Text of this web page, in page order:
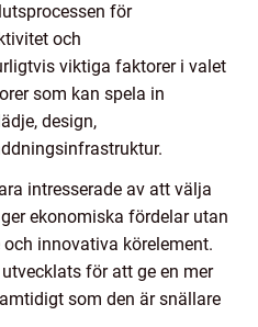
för
och
viktiga faktorer i valet
som kan spela in
design,
intresserade av att välja
ekonomiska fördelar utan
innovativa körelement.
för att ge en mer
som den är snällare